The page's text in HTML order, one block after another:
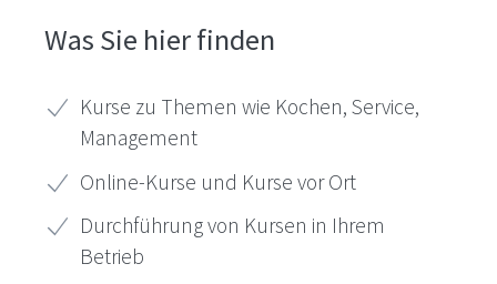
Was Sie hier finden
Kurse zu Themen wie Kochen, Service,
Management
Online-Kurse und Kurse vor Ort
Durchführung von Kursen in Ihrem
Betrieb